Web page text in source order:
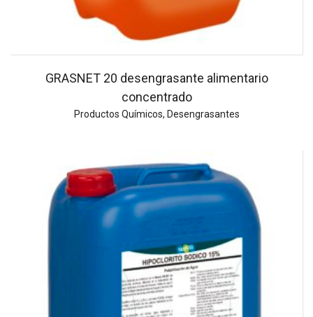
GRASNET 20 desengrasante alimentario
concentrado
Productos Químicos, Desengrasantes